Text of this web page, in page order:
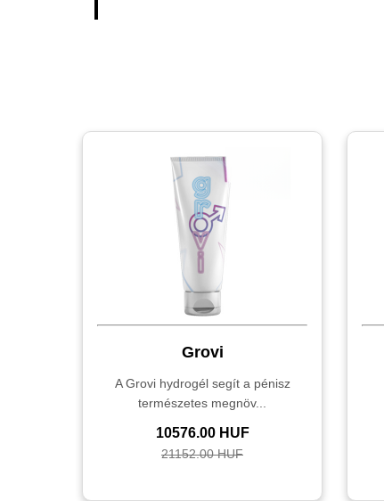
Grovi
A Grovi hydrogél segít a pénisz
természetes megnöv...
10576.00 HUF
21152.00 HUF